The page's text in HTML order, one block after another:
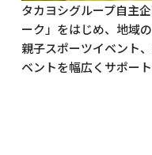
タカヨシグループ自主
ーク」をはじめ、地域
親子スポーツイベント
ベントを幅広くサポート